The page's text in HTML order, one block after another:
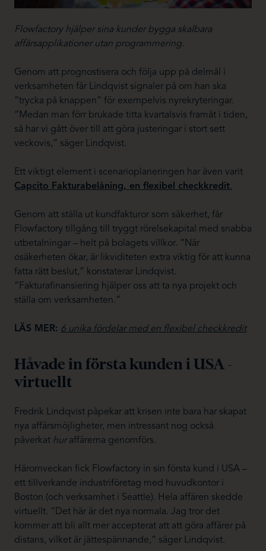
Flowfactory hjälper sina kunder bygga skalbara
affärsapplikationer utan programmering.
Genom att prognostisera och följa upp på delmål i
verksamheten får Lindqvist signaler på om han ska
“trycka på knappen” för exempelvis nyrekryteringar.
“Medan man förr brukade titta kvartalsvis framåt i tiden,
så har vi gått över till att göra justeringar i stort sett
veckovis,” säger Lindqvist.
Ett viktigt element i scenarioplaneringen har även varit
Capcito Fakturabelåning, en flexibel checkkredit.
Genom att ställa ut kundfakturor som säkerhet, får
Flowfactory tillgång till tryggt rörelsekapital med snabba
utbetalningar – helt på bolagets villkor. “När
osäkerheten ökar, är likviditeten extra viktig för att kunna
fatta rätt beslut,” konstaterar Lindqvist.
“Fakturafinansiering hjälper oss att ta nya projekt och
ställa om verksamheten.”
LÄS MER: 6 unika fördelar med en flexibel checkkredit
Håvade in första kunden i USA -
virtuellt
Fredrik Lindqvist påpekar att krisen inte bara har skapat
nya affärsmöjligheter, men intressant nog också
påverkat huraffärerna genomförs.
Häromveckan fick Flowfactory in sin första kund i USA –
ett tillverkande industriföretag med huvudkontor i
Boston (och verksamhet i Seattle). Hela affären skedde
virtuellt. “Det här är det nya normala. Jag tror det
kommer att bli allt mer accepterat att att göra affärer på
distans, vilket är jättespännande,” säger Lindqvist.